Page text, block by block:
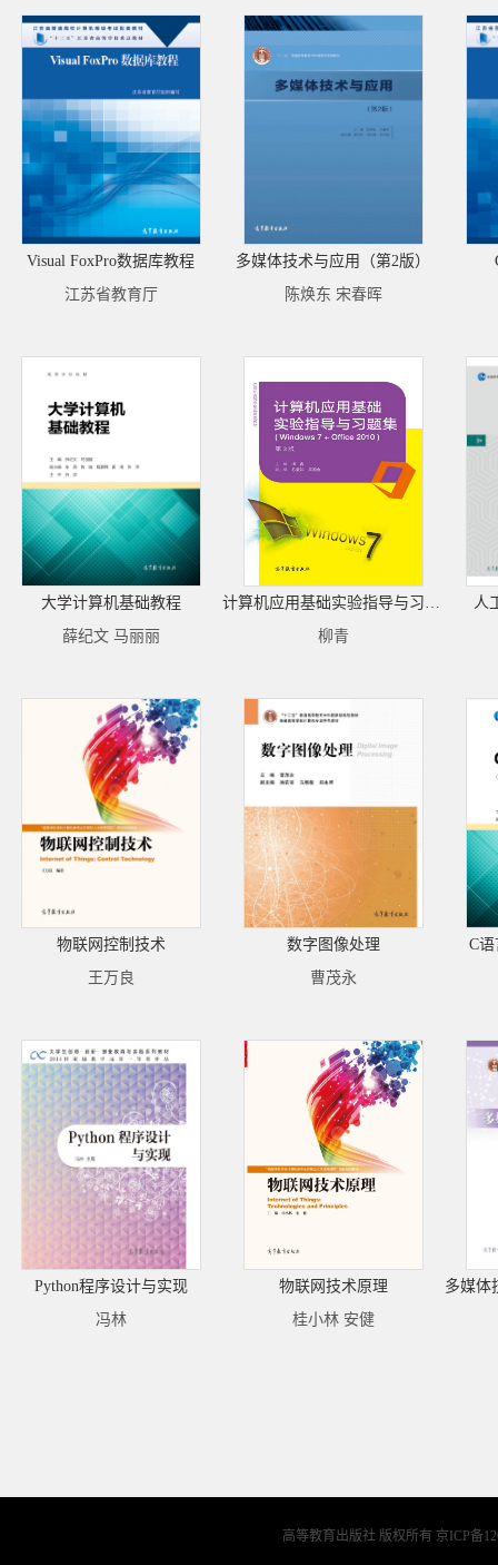
Visual FoxPro数据库教程
江苏省教育厅
多媒体技术与应用（第2版）
陈焕东 宋春晖
大学计算机基础教程
薛纪文 马丽丽
计算机应用基础实验指导与习题集（第3版）
柳青
人
物联网控制技术
王万良
数字图像处理
曹茂永
C
Python程序设计与实现
冯林
物联网技术原理
桂小林 安健
高等教育出版社 版权所有 京ICP备